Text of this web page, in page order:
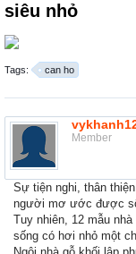
siêu nhỏ
Tags: can ho
Member
Sự tiện nghi, thân
người mơ ước được
Tuy nhiên, 12 mẫu
sống có hơi nhỏ một